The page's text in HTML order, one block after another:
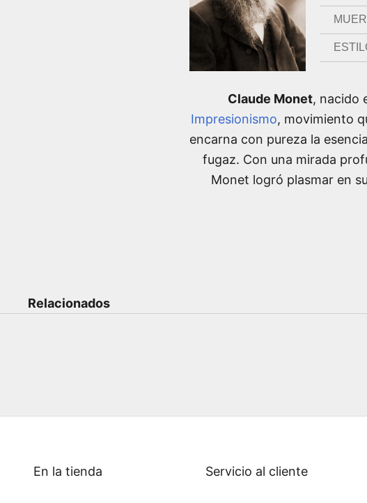
Claude Monet, nacido
Impresionismo, movimiento
encarna con pureza la
fugaz. Con una mirada
Monet logró plasmar en
Relacionados
En la tienda Servicio al cliente